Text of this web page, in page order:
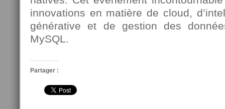
innovations en matière de cloud,
générative et de gestion des
MySQL.
Partager :